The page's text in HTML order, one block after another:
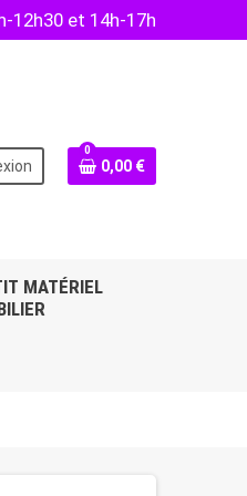
12h30 et 14h-17h
0
0,00 €
MATÉRIEL